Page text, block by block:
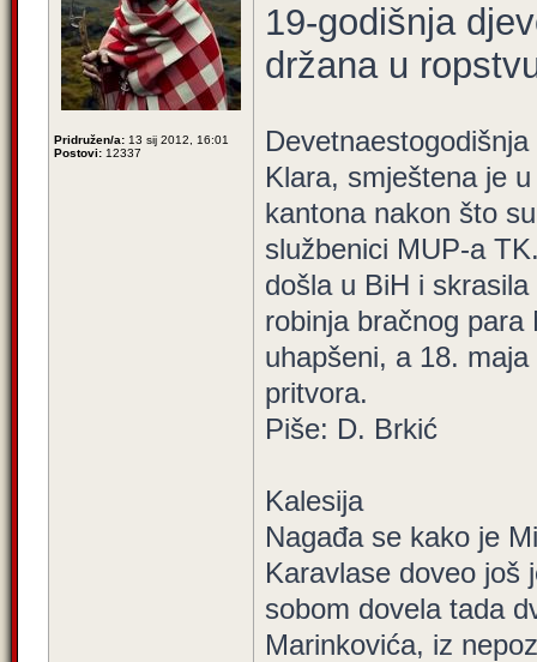
Pridružen/a: 13 sij 2012, 16:01
Postovi: 12337
19-godišnja
držana u
Klara, smještena je
kantona nakon što
službenici MUP-a
došla u BiH i
robinja bračnog
uhapšeni, a 18.
pritvora.
Piše: D. Brkić
Kalesija
Nagađa se kako je
Karavlase doveo još
sobom dovela tada
Marinkovića, iz